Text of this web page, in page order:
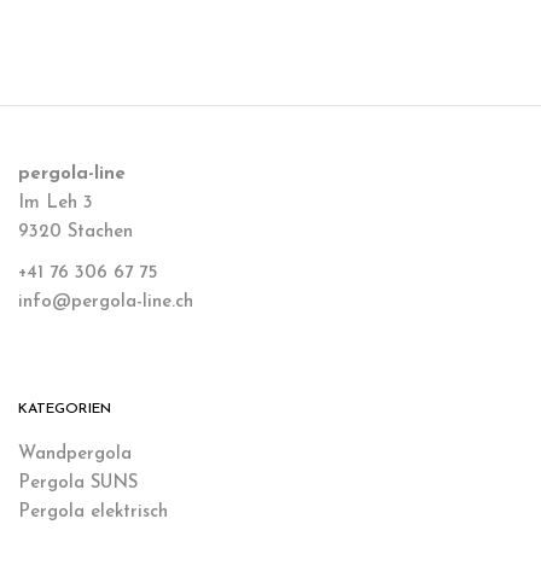
pergola-line
Im Leh 3
9320 Stachen
+41 76 306 67 75
info@pergola-line.ch
KATEGORIEN
Wandpergola
Pergola SUNS
Pergola elektrisch